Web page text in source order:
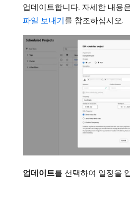
업데이트합니다. 자세한 내용
파일 보내기를 참조하십시오.
업데이트를 선택하여 일정을